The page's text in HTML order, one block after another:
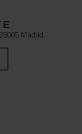
Madrid.